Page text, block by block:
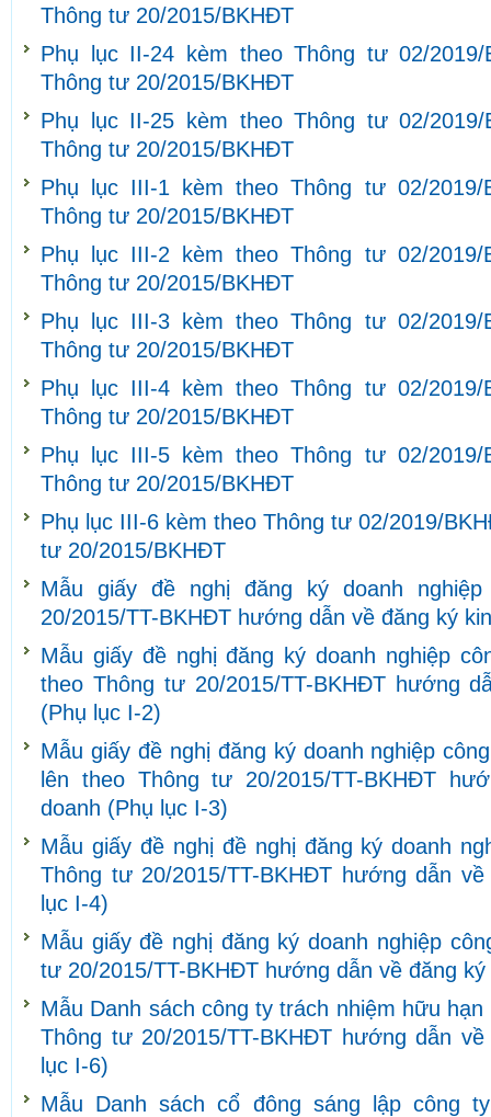
Thông tư 20/2015/BKHĐT
Phụ lục II-24 kèm theo Thông tư 02/
Thông tư 20/2015/BKHĐT
Phụ lục II-25 kèm theo Thông tư 02/
Thông tư 20/2015/BKHĐT
Phụ lục III-1 kèm theo Thông tư 02/
Thông tư 20/2015/BKHĐT
Phụ lục III-2 kèm theo Thông tư 02/
Thông tư 20/2015/BKHĐT
Phụ lục III-3 kèm theo Thông tư 02/
Thông tư 20/2015/BKHĐT
Phụ lục III-4 kèm theo Thông tư 02/
Thông tư 20/2015/BKHĐT
Phụ lục III-5 kèm theo Thông tư 02/
Thông tư 20/2015/BKHĐT
Phụ lục III-6 kèm theo Thông tư 02/2019/
tư 20/2015/BKHĐT
Mẫu giấy đề nghị đăng ký doanh
20/2015/TT-BKHĐT hướng dẫn về đăng ký
Mẫu giấy đề nghị đăng ký doanh nghiệp
theo Thông tư 20/2015/TT-BKHĐT hướng
(Phụ lục I-2)
Mẫu giấy đề nghị đăng ký doanh nghiệp
lên theo Thông tư 20/2015/TT-BKHĐT
doanh (Phụ lục I-3)
Mẫu giấy đề nghị đề nghị đăng ký doanh
Thông tư 20/2015/TT-BKHĐT hướng dẫn
lục I-4)
Mẫu giấy đề nghị đăng ký doanh nghiệp
tư 20/2015/TT-BKHĐT hướng dẫn về đăng
Mẫu Danh sách công ty trách nhiệm hữu
Thông tư 20/2015/TT-BKHĐT hướng dẫn
lục I-6)
Mẫu Danh sách cổ đông sáng lập công